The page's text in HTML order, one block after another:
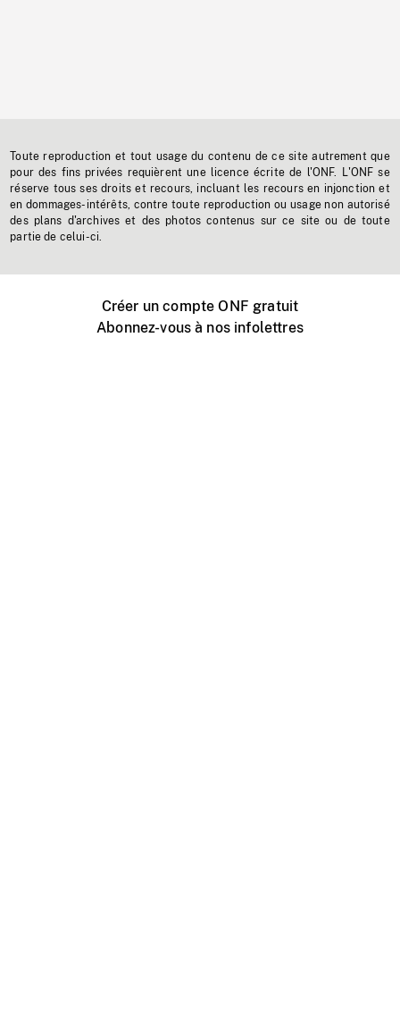
Toute reproduction et tout usage du contenu de ce site autrement que
pour des fins privées requièrent une licence écrite de l'ONF. L'ONF se
réserve tous ses droits et recours, incluant les recours en injonction et
en dommages-intérêts, contre toute reproduction ou usage non autorisé
des plans d'archives et des photos contenus sur ce site ou de toute
partie de celui-ci.
Créer un compte ONF gratuit
Abonnez-vous à nos infolettres